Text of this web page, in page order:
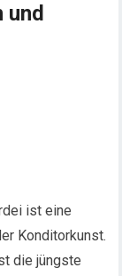
und
ist eine
Konditorkunst.
die jüngste